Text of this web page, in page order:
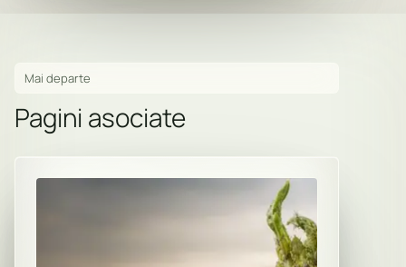
Mai departe
Pagini asociate